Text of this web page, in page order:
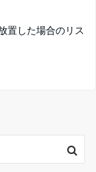
置した場合のリス